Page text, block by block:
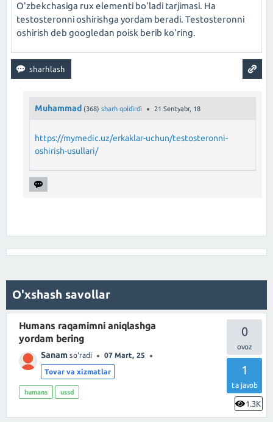
O'zbekchasiga rux elementi bo'ladi tarjimasi. Ha
testosteronni oshirishga yordam beradi. Testosteronni
oshirish deb googledan poisk berib ko'ring.
Muhammad (368) sharh qoldirdi 21 Sentyabr, 18
https://mymedic.uz/erkaklar-uchun/testosteronni-
oshirish-usullari/
O'xshash savollar
0
1
ta javob
1.3K
Humans raqamimni aniqlashga
yordam bering
Sanam so'radi 07 Mart, 25
Tovar va xizmatlar
humans ussd